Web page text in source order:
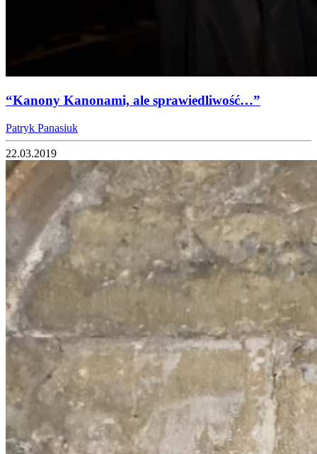
“Kanony Kanonami, ale sprawiedliwość…”
Patryk Panasiuk
22.03.2019